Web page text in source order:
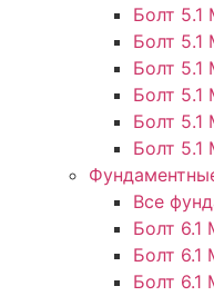
Болт 5.1
Болт 5.1
Болт 5.1
Болт 5.1
Болт 5.1
Болт 5.1
Все
Болт 6.1
Болт 6.1
Болт 6.1